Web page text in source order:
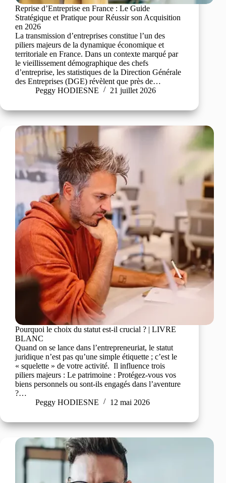
Reprise d’Entreprise en France : Le Guide
Stratégique et Pratique pour Réussir son Acquisition
en 2026
La transmission d’entreprises constitue l’un des
piliers majeurs de la dynamique économique et
territoriale en France. Dans un contexte marqué par
le vieillissement démographique des chefs
d’entreprise, les statistiques de la Direction Générale
des Entreprises (DGE) révèlent que près de…
Peggy HODIESNE
21 juillet 2026
Pourquoi le choix du statut est-il crucial ? | LIVRE
BLANC
Quand on se lance dans l’entrepreneuriat, le statut
juridique n’est pas qu’une simple étiquette ; c’est le
« squelette » de votre activité. Il influence trois
piliers majeurs : Le patrimoine : Protégez-vous vos
biens personnels ou sont-ils engagés dans l’aventure
?…
Peggy HODIESNE
12 mai 2026